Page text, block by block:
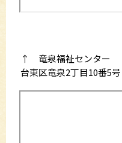
↑ 竜泉福祉センター
台東区竜泉2丁目10番5号